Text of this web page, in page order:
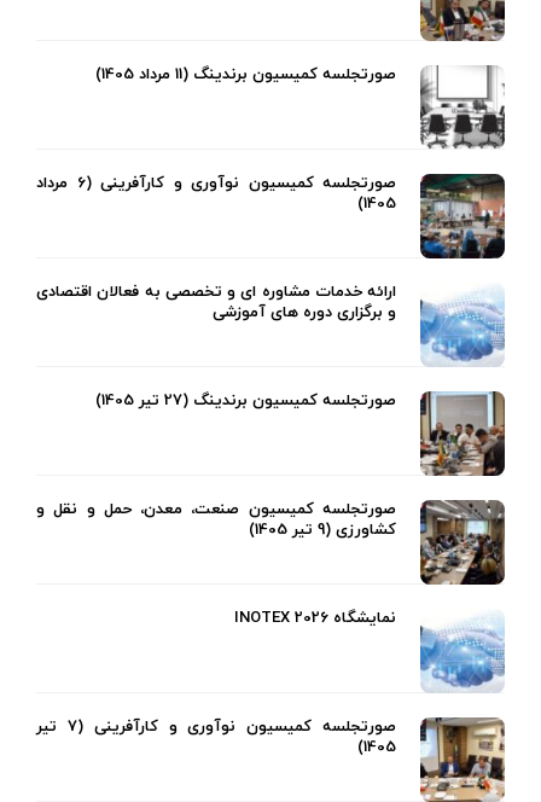
صورتجلسه کمیسیون برندینگ (11 مرداد 1405)
صورتجلسه کمیسیون نوآوری و کارآفرینی (6 مرداد
1405)
ارائه خدمات مشاوره ای و تخصصی به فعالان اقتصادی
و برگزاری دوره های آموزشی
صورتجلسه کمیسیون برندینگ (27 تیر 1405)
صورتجلسه کمیسیون صنعت، معدن، حمل و نقل و
کشاورزی (9 تیر 1405)
نمایشگاه INOTEX 2026
صورتجلسه کمیسیون نوآوری و کارآفرینی (7 تیر
1405)